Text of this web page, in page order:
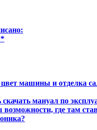
машины и отделка
мануал по
где там